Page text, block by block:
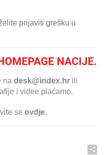
prijaviti grešku u
na desk@index.hr ili
i videe plaćamo.
se ovdje.